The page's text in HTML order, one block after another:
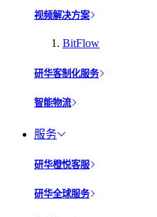
视频解决方案
BitFlow
研华客制化服务
智能物流
服务
研华橙悦客服
研华全球服务